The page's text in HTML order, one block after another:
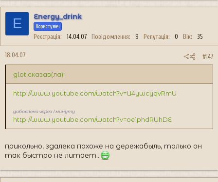
E Energy_drink
Користувач
Реєстрація 14.04.07 Повідомлення 9 Репутація 0 Вік 35
18.04.07 #147
glot сказав(ла):
http://www.youtube.com/watch?v=U4ywcyqvRmU
добавлено через 1 минуту
http://www.youtube.com/watch?v=oe1phdRUhDE
прикольно, здалека похоже на дережабыль, только он
так быстро не литает...